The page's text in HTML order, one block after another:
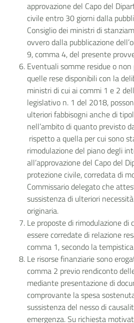
approvazione del Capo del
civile entro 30 giorni dalla
Consiglio dei ministri di
ovvero dalla pubblicazione
9, comma 4, del presente
Eventuali somme residue o
quelle rese disponibili con la
ministri di cui ai commi 1 e 2
legislativo n. 1 del 2018,
ulteriori fabbisogni anche di
nell’ambito di quanto previsto
rispetto a quella per cui sono
rimodulazione del piano degli
all’approvazione del Capo del
protezione civile, corredata di
Commissario delegato che
sussistenza di ulteriori
originaria.
Le proposte di rimodulazione di
essere corredate di relazione
comma 1, secondo la
Le risorse finanziarie sono
comma 2 previo rendiconto
mediante presentazione di
comprovante la spesa
sussistenza del nesso di
emergenza. Su richiesta